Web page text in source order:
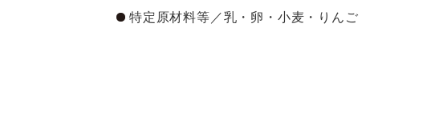
特定原材料等／乳・卵・小麦・りんご